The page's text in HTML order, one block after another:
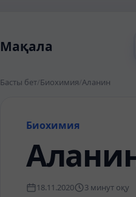
Мақала
Басты бет/Биохимия/Аланин
Биохимия
18.11.2020 3 минут оқу